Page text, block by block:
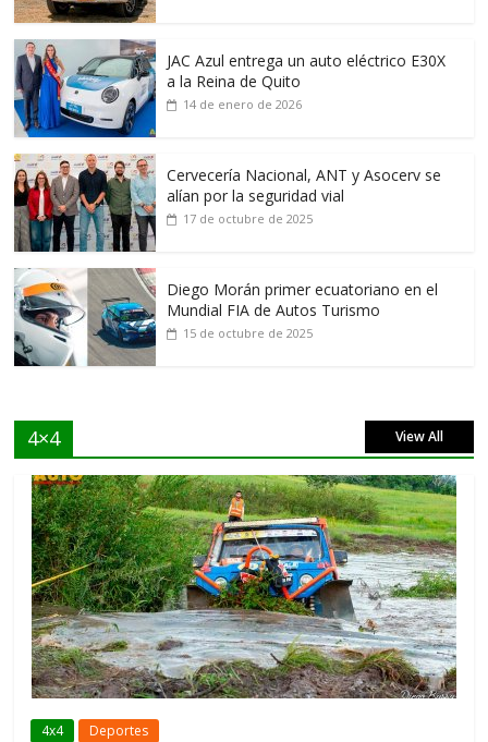
JAC Azul entrega un auto eléctrico E30X
a la Reina de Quito
14 de enero de 2026
Cervecería Nacional, ANT y Asocerv se
alían por la seguridad vial
17 de octubre de 2025
Diego Morán primer ecuatoriano en el
Mundial FIA de Autos Turismo
15 de octubre de 2025
4×4 View All
4x4 Deportes